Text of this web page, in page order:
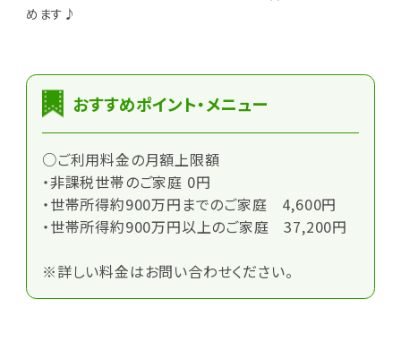
めます♪
おすすめポイント・メニュー
○ご利用料金の月額上限額
・非課税世帯のご家庭 0円
・世帯所得約900万円までのご家庭 4,600円
・世帯所得約900万円以上のご家庭 37,200円
※詳しい料金はお問い合わせください。